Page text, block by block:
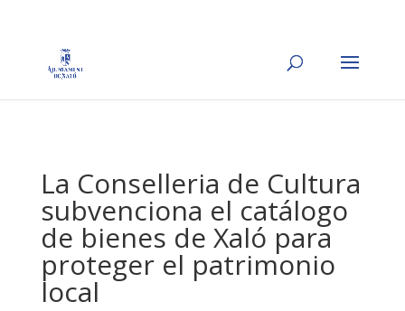
La Conselleria de Cultura
subvenciona el catálogo
de bienes de Xaló para
proteger el patrimonio
local